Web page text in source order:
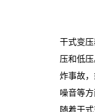
干式变
压和低
炸事故
噪音等
随着干